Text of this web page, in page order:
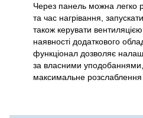
Через панель можна легко
та час нагрівання,
також керувати
наявності додаткового
функціонал дозволяє
за власними
максимальне